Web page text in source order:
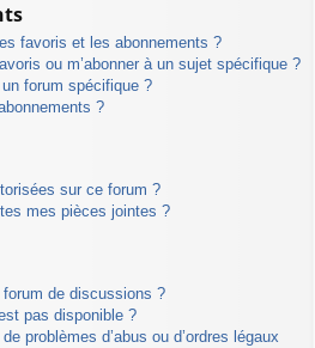
favoris et les abonnements ?
ou m’abonner à un sujet spécifique ?
forum spécifique ?
?
sur ce forum ?
mes pièces jointes ?
de discussions ?
pas disponible ?
problèmes d’abus ou d’ordres légaux